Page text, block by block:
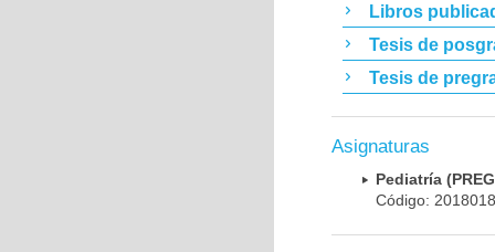
Libros
Tesis de
Tesis de
Asignaturas
Pediatría
Código: